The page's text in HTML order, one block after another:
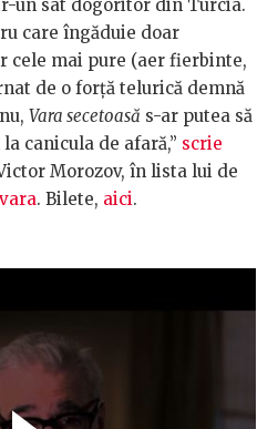
un sat dogoritor din Turcia.
care îngăduie doar
cele mai pure (aer fierbinte,
de o forță telurică demnă
Vara secetoasă s-ar putea să
canicula de afară,” scrie
Morozov, în lista lui de
. Bilete, aici.